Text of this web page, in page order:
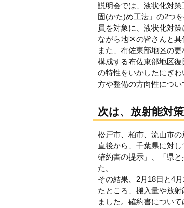
説明会では、液状化対
固(かた)め工法」の2つ
員を対象に、液状化対
ながら地区の皆さんと具
また、布佐東部地区の
構成する布佐東部地区
の特性をいかしたにぎ
方や整備の方向性につ
次は、放射能対策
松戸市、柏市、流山市
直後から、千葉県に対
確約書の提示」、「県
た。
その結果、2月18日と4
たところ、搬入量や放
ました。確約書につい